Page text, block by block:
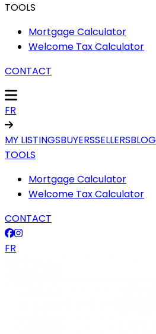
TOOLS
Mortgage Calculator
Welcome Tax Calculator
CONTACT
FR
MY LISTINGSBUYERSSELLERSBLOG
TOOLS
Mortgage Calculator
Welcome Tax Calculator
CONTACT
FR